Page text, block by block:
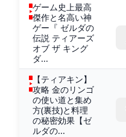
ゲーム史上最高
傑作と名高い神
ゲー『 ゼルダの
伝説 ティアーズ
オブ ザ キング
ダ...
【ティアキン】
攻略 金のリンゴ
の使い道と集め
方(裏技)と料理
の秘密効果【ゼ
ルダの...